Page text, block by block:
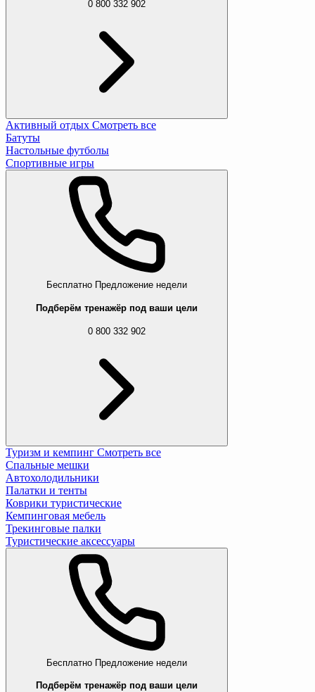
0 800 332 902
Активный отдых Смотреть все
Батуты
Настольные футболы
Спортивные игры
Бесплатно Предложение недели
Подберём тренажёр под ваши цели
0 800 332 902
Туризм и кемпинг Смотреть все
Спальные мешки
Автохолодильники
Палатки и тенты
Коврики туристические
Кемпинговая мебель
Трекинговые палки
Туристические аксессуары
Бесплатно Предложение недели
Подберём тренажёр под ваши цели